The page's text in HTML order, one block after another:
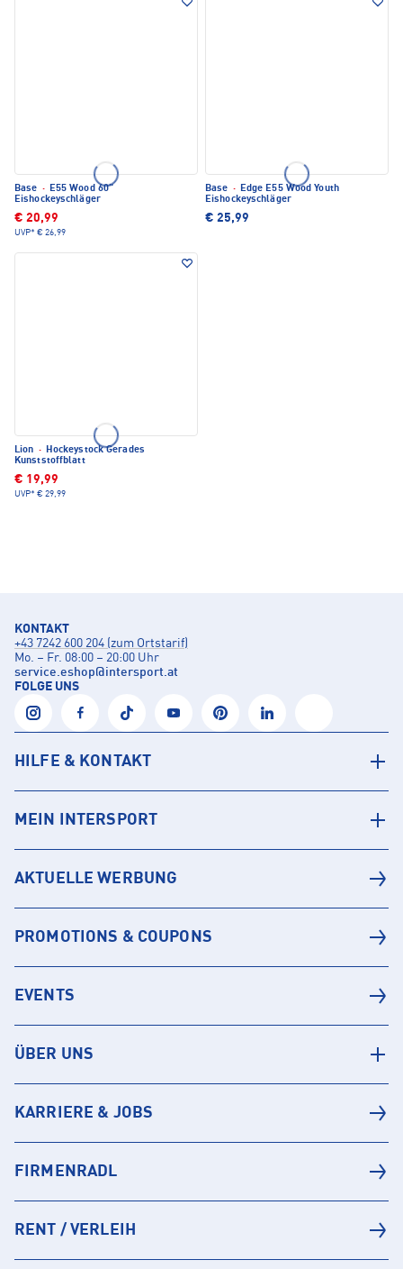
Base · E55 Wood 60"
Eishockeyschläger
€ 20,99
UVP* € 26,99
Base · Edge E55 Wood Youth
Eishockeyschläger
€ 25,99
Lion · Hockeystock Gerades
Kunststoffblatt
€ 19,99
UVP* € 29,99
KONTAKT
+43 7242 600 204 (zum Ortstarif)
Mo. – Fr. 08:00 – 20:00 Uhr
service.eshop@intersport.at
FOLGE UNS
HILFE & KONTAKT
MEIN INTERSPORT
AKTUELLE WERBUNG
PROMOTIONS & COUPONS
EVENTS
ÜBER UNS
KARRIERE & JOBS
FIRMENRADL
RENT / VERLEIH